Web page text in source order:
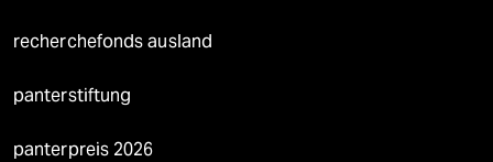
recherchefonds ausland
panterstiftung
panterpreis 2026